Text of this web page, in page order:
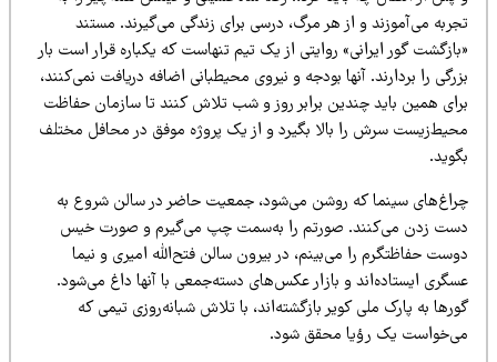
می‌آموزند و از هر مرگ، درسی برای زندگی می‌گیرند. مستند
گور ایرانی» روایتی از یک تیم تنهاست که یکباره قرار است بار
را بردارند. آنها بودجه و نیروی محیطبانی اضافه دریافت نمی‌کنند،
همین باید چندین برابر روز و شب تلاش کنند تا سازمان حفاظت
سرش را بالا بگیرد و از یک پروژه موفق در محافل مختلف
سینما که روشن می‌شود‌، جمعیت حاضر در سالن شروع به
زدن می‌کنند. صورتم را به‌سمت چپ می‌گیرم و صورت خیس
حفاظتگرم را می‌بینم،‌ در بیرون سالن فتح‌الله امیری و نیما
ایستاده‌اند و بازار عکس‌های دسته‌جمعی با آنها داغ می‌شود.
به پارک ملی کویر بازگشته‌اند، با تلاش شبانه‌روزی تیمی که
یک رؤیا محقق شود.